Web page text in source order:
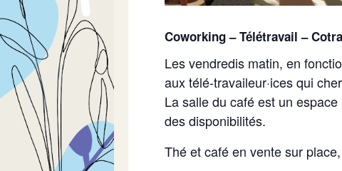
Coworking – Télétravail –
Les vendredis matin, en
aux télé-travaileur·ices qui
La salle du café est un
des disponibilités.
Thé et café en vente sur